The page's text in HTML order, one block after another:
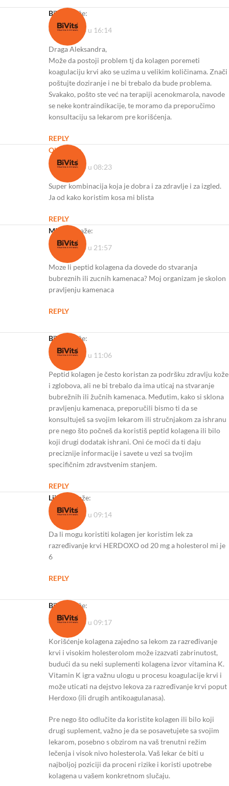
BiVits
kaže:
09/05/2023 u 16:14
Draga Aleksandra,
Može da postoji problem tj da kolagen poremeti
koagulaciju krvi ako se uzima u velikim količinama. Znači
poštujte doziranje i ne bi trebalo da bude problema.
Svakako, pošto ste već na terapiji acenokmarola, navode
se neke kontraindikacije, te moramo da preporučimo
konsultaciju sa lekarom pre korišćenja.
REPLY
Olja
kaže:
16/05/2023 u 08:23
Super kombinacija koja je dobra i za zdravlje i za izgled.
Ja od kako koristim kosa mi blista
REPLY
Mirjana
kaže:
30/06/2023 u 21:57
Moze li peptid kolagena da dovede do stvaranja
bubreznih ili zucnih kamenaca? Moj organizam je skolon
pravljenju kamenaca
REPLY
BiVits
kaže:
23/08/2023 u 11:06
Peptid kolagen je često koristan za podršku zdravlju kože
i zglobova, ali ne bi trebalo da ima uticaj na stvaranje
bubrežnih ili žučnih kamenaca. Međutim, kako si sklona
pravljenju kamenaca, preporučili bismo ti da se
konsultuješ sa svojim lekarom ili stručnjakom za ishranu
pre nego što počneš da koristiš peptid kolagena ili bilo
koji drugi dodatak ishrani. Oni će moći da ti daju
preciznije informacije i savete u vezi sa tvojim
specifičnim zdravstvenim stanjem.
REPLY
ljiljana
kaže:
15/09/2023 u 09:14
Da li mogu koristiti kolagen jer koristim lek za
razređivanje krvi HERDOXO od 20 mg a holesterol mi je
6
REPLY
BiVits
kaže:
09/10/2023 u 09:17
Korišćenje kolagena zajedno sa lekom za razređivanje
krvi i visokim holesterolom može izazvati zabrinutost,
budući da su neki suplementi kolagena izvor vitamina K.
Vitamin K igra važnu ulogu u procesu koagulacije krvi i
može uticati na dejstvo lekova za razređivanje krvi poput
Herdoxo (ili drugih antikoagulanasa).
Pre nego što odlučite da koristite kolagen ili bilo koji
drugi suplement, važno je da se posavetujete sa svojim
lekarom, posebno s obzirom na vaš trenutni režim
lečenja i visok nivo holesterola. Vaš lekar će biti u
najboljoj poziciji da proceni rizike i koristi upotrebe
kolagena u vašem konkretnom slučaju.